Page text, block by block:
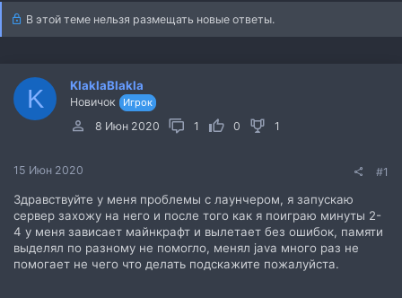
е
м
ч
а
В этой теме нельзя размещать новые ответы.
K KlaklaBlakla
Новичок Игрок
8 Июн 2020 1 0 1
15 Июн 2020 #1
Здравствуйте у меня проблемы с лаунчером, я запускаю
сервер захожу на него и после того как я поиграю минуты 2-
4 у меня зависает майнкрафт и вылетает без ошибок, памяти
выделял по разному не помогло, менял java много раз не
помогает не чего что делать подскажите пожалуйста.